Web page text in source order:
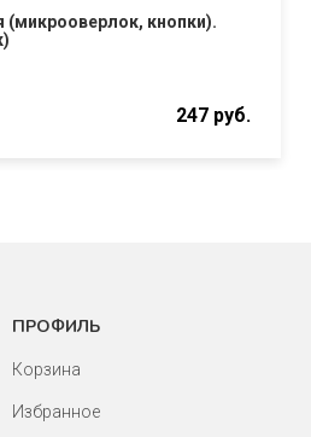
(микрооверлок, кнопки).
247 руб.
ПРОФИЛЬ
Корзина
Избранное